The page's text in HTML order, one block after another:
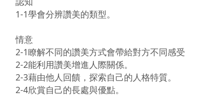
1-1學會分辨讚美的類型。
情意
2-1瞭解不同的讚美方式會帶給對方不同感受
2-2能利用讚美增進人際關係。
2-3藉由他人回饋，探索自己的人格特質。
2-4欣賞自己的長處與優點。